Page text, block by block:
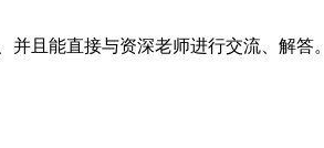
并且能直接与资深老师进行交流、解答。